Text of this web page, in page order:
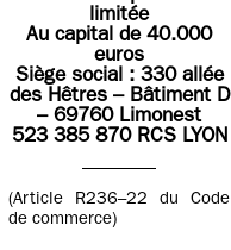
limitée
Au capital de 40.000
euros
Siège social : 330 allée
des Hêtres – Bâtiment D
– 69760 Limonest
523 385 870 RCS LYON
(Article R236–22 du Code
de commerce)